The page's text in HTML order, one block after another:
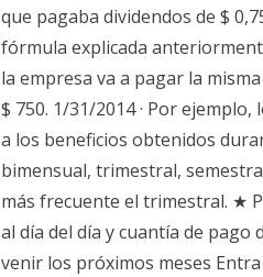
que pagaba dividendos de $
fórmula explicada
la empresa va a pagar la
$ 750. 1/31/2014 · Por
a los beneficios obtenidos
bimensual, trimestral,
más frecuente el trimestral. ★
al día del día y cuantía de
venir los próximos meses